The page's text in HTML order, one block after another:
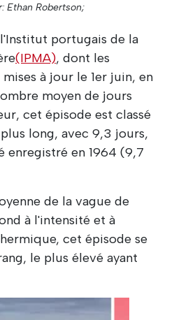
Ethan Robertson;
portugais de la
(IPMA), dont les
à jour le 1er juin, en
moyen de jours
cet épisode est classé
long, avec 9,3 jours,
enregistré en 1964 (9,7
de la vague de
à l'intensité et à
cet épisode se
le plus élevé ayant